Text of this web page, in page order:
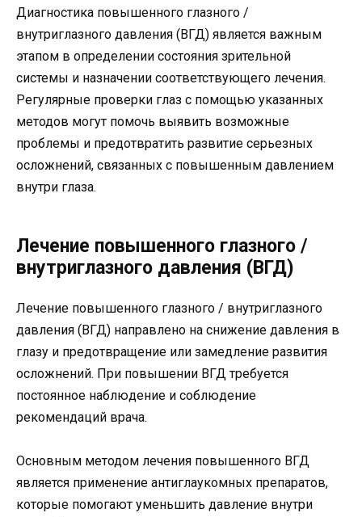
Диагностика повышенного глазного /
внутриглазного давления (ВГД) является важным
этапом в определении состояния зрительной
системы и назначении соответствующего лечения.
Регулярные проверки глаз с помощью указанных
методов могут помочь выявить возможные
проблемы и предотвратить развитие серьезных
осложнений, связанных с повышенным давлением
внутри глаза.
Лечение повышенного глазного /
внутриглазного давления (ВГД)
Лечение повышенного глазного / внутриглазного
давления (ВГД) направлено на снижение давления в
глазу и предотвращение или замедление развития
осложнений. При повышении ВГД требуется
постоянное наблюдение и соблюдение
рекомендаций врача.
Основным методом лечения повышенного ВГД
является применение антиглаукомных препаратов,
которые помогают уменьшить давление внутри